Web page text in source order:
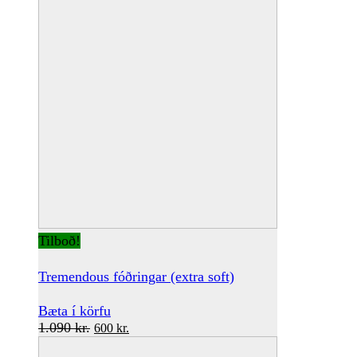
Tilboð!
Tremendous fóðringar (extra soft)
Bæta í körfu
1.090kr. Original
600 kr.